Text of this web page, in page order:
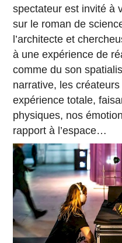
spectateur est invité à
sur le roman de
l’architecte et
à une expérience de
comme du son
narrative, les
expérience totale,
physiques, nos
rapport à l’espace…